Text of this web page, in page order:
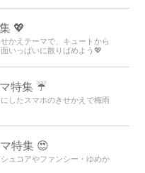
💖
かえテーマで、キュートから
いっぱいに散りばめよう💖
特集 ☔
したスマホのきせかえで梅雨
特集 😍
ュコアやファンシー・ゆめか